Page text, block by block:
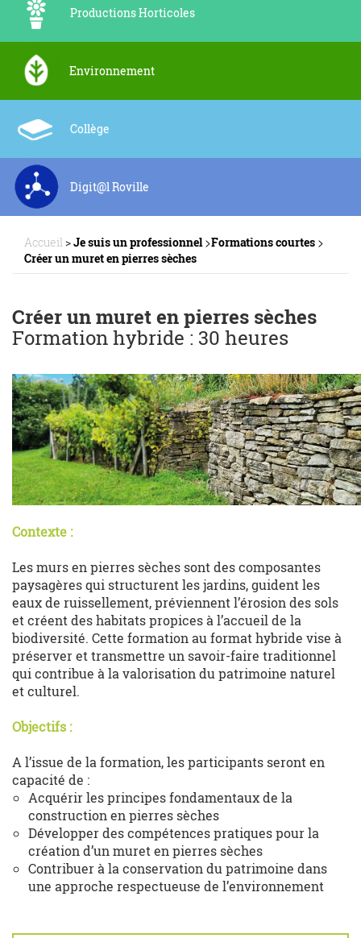
Productions Horticoles
Environnement
Collège
Digit@l Roville
Accueil>Je suis un professionnel>Formations courtes >
Créer un muret en pierres sèches
Créer un muret en pierres sèches
Formation hybride : 30 heures
Contexte :
Les murs en pierres sèches sont des composantes
paysagères qui structurent les jardins, guident les
eaux de ruissellement, préviennent l’érosion des sols
et créent des habitats propices à l’accueil de la
biodiversité. Cette formation au format hybride vise à
préserver et transmettre un savoir-faire traditionnel
qui contribue à la valorisation du patrimoine naturel
et culturel.
Objectifs :
A l’issue de la formation, les participants seront en
capacité de :
Acquérir les principes fondamentaux de la
construction en pierres sèches
Développer des compétences pratiques pour la
création d’un muret en pierres sèches
Contribuer à la conservation du patrimoine dans
une approche respectueuse de l’environnement